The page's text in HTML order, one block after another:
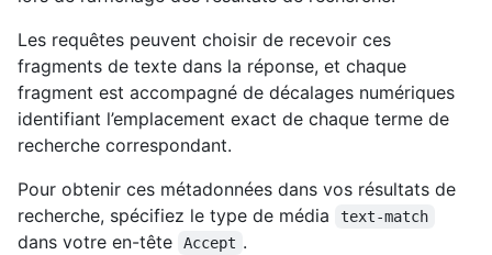
Les requêtes peuvent choisir de recevoir ces
fragments de texte dans la réponse, et chaque
fragment est accompagné de décalages numériques
identifiant l’emplacement exact de chaque terme de
recherche correspondant.
Pour obtenir ces métadonnées dans vos résultats de
recherche, spécifiez le type de média
text-match
dans votre en-tête Accept .